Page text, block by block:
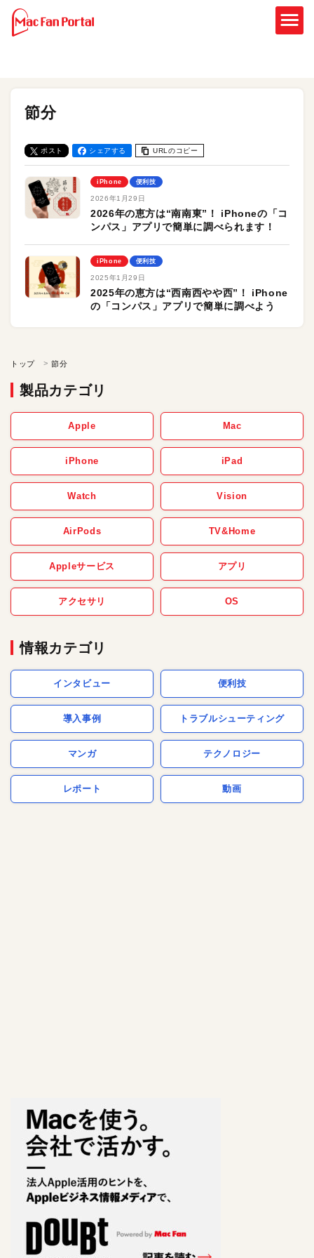
節分
ポスト シェアする URLのコピー
iPhone 便利技
2026年1月29日
2026年の恵方は“南南東”！ iPhoneの「コ
ンパス」アプリで簡単に調べられます！
iPhone 便利技
2025年1月29日
2025年の恵方は“西南西やや西”！ iPhone
の「コンパス」アプリで簡単に調べよう
トップ 節分
製品カテゴリ
Apple Mac
iPhone iPad
Watch Vision
AirPods TV&Home
Appleサービス アプリ
アクセサリ OS
情報カテゴリ
インタビュー 便利技
導入事例 トラブルシューティング
マンガ テクノロジー
レポート 動画